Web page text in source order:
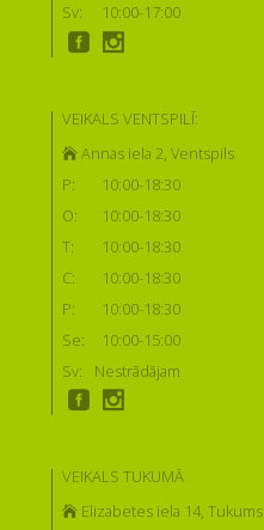
Sv:
10:00-17:00
VEIKALS VENTSPILĪ:
Annas iela 2, Ventspils
P:
10:00-18:30
O:
10:00-18:30
T:
10:00-18:30
C:
10:00-18:30
P:
10:00-18:30
Se:
10:00-15:00
Sv:
Nestrādājam
VEIKALS TUKUMĀ
Elizabetes iela 14, Tukums